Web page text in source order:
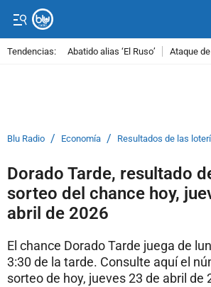
Tendencias: Abatido alias ‘El Ruso’ Ataque
Blu Radio / Economía / Resultados de las
Dorado Tarde, resultado
sorteo del chance hoy,
abril de 2026
El chance Dorado Tarde juega de
3:30 de la tarde. Consulte aquí el
sorteo de hoy, jueves 23 de abril de